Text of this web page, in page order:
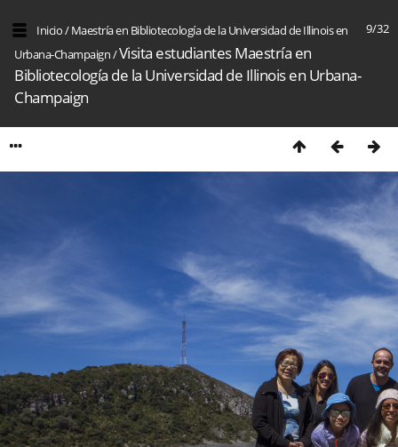
9/32
Inicio/Maestría en Bibliotecología de la Universidad de Illinois en
Urbana-Champaign/Visita estudiantes Maestría en
Bibliotecología de la Universidad de Illinois en Urbana-
Champaign